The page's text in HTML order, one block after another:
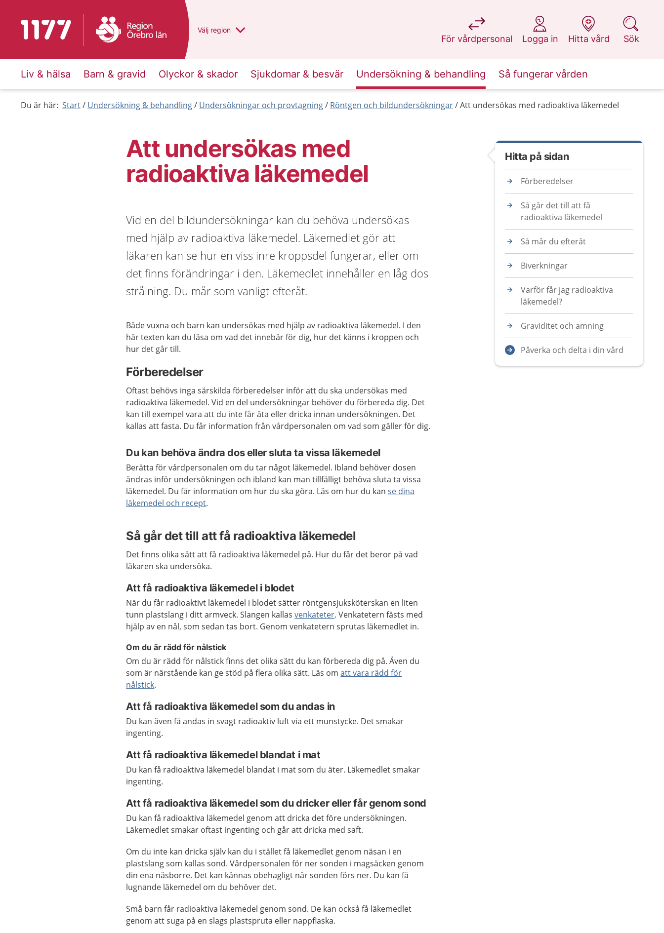
Till startsidan för 1177 Du har valt region
Välj en annan
region
För vårdpersonal
på 1177.se
Logga in
på 1177.se
Hitta vård
på 1177.se
Sök
på 1177.se
Liv & hälsa Barn & gravid Olyckor & skador Sjukdomar & besvär Undersökning & behandling Så fungerar vården
Du är här: Start Undersökning & behandling Undersökningar och provtagning Röntgen och bildundersökningar Att undersökas med radioaktiva läkemedel
Att undersökas med
radioaktiva läkemedel
Vid en del bildundersökningar kan du behöva undersökas
med hjälp av radioaktiva läkemedel. Läkemedlet gör att
läkaren kan se hur en viss inre kroppsdel fungerar, eller om
det finns förändringar i den. Läkemedlet innehåller en låg dos
strålning. Du mår som vanligt efteråt.
Både vuxna och barn kan undersökas med hjälp av radioaktiva läkemedel. I den
här texten kan du läsa om vad det innebär för dig, hur det känns i kroppen och
hur det går till.
Förberedelser
Oftast behövs inga särskilda förberedelser inför att du ska undersökas med
radioaktiva läkemedel.Vid en del undersökningar behöver du förbereda dig. Det
kan till exempel vara att du inte får äta eller dricka innan undersökningen. Det
kallas att fasta. Du får information från vårdpersonalen om vad som gäller för dig.
Du kan behöva ändra dos eller sluta ta vissa läkemedel
Berätta för vårdpersonalen om du tar något läkemedel. Ibland behöver dosen
ändras inför undersökningen och ibland kan man tillfälligt behöva sluta ta vissa
läkemedel. Du får information om hur du ska göra. Läs om hur du kanse dina
läkemedel och recept.
Så går det till att få radioaktiva läkemedel
Det finns olika sätt att få radioaktiva läkemedel på. Hur du får det beror på vad
läkaren ska undersöka.
Att få radioaktiva läkemedel i blodet
När du får radioaktivt läkemedel i blodet sätter röntgensjuksköterskan en liten
tunn plastslang i ditt armveck. Slangen kallasvenkateter. Venkatetern fästs med
hjälp av en nål, som sedan tas bort. Genom venkatetern sprutas läkemedlet in.
Om du är rädd för nålstick
Om du är rädd för nålstick finns det olika sätt du kan förbereda dig på. Även du
som är närstående kan ge stöd på flera olika sätt. Läs omatt vara rädd för
nålstick.
Att få radioaktiva läkemedel som du andas in
Du kan även få andas in svagt radioaktiv luft via ett munstycke. Det smakar
ingenting.
Att få radioaktiva läkemedel blandat i mat
Du kan få radioaktiva läkemedel blandat i mat som du äter. Läkemedlet smakar
ingenting.
Att få radioaktiva läkemedel som du dricker eller får genom sond
Du kan få radioaktiva läkemedel genom att dricka det före undersökningen.
Läkemedlet smakar oftast ingenting och går att dricka med saft.
Om du inte kan dricka själv kan du i stället få läkemedlet genom näsan i en
plastslang som kallas sond. Vårdpersonalen för ner sonden i magsäcken genom
din ena näsborre. Det kan kännas obehagligt när sonden förs ner. Du kan få
lugnande läkemedel om du behöver det.
Små barn får radioaktiva läkemedel genom sond. De kan också få läkemedlet
genom att suga på en slags plastspruta eller nappflaska.
Hitta på sidan
Förberedelser
Så går det till att få
radioaktiva läkemedel
Så mår du efteråt
Biverkningar
Varför får jag radioaktiva
läkemedel?
Graviditet och amning
Påverka och delta i din vård